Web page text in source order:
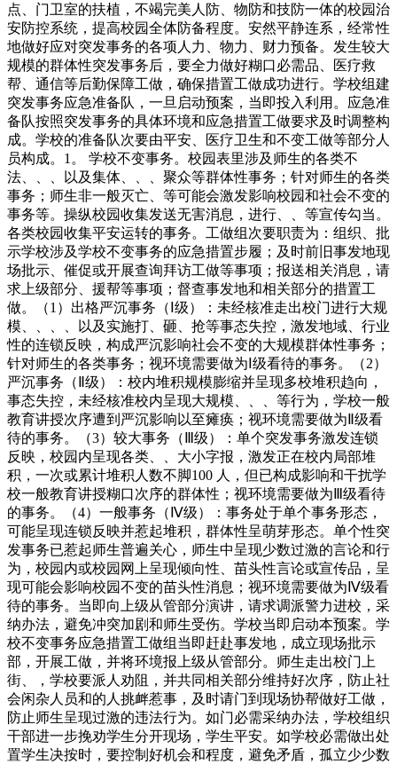
点、门卫室的扶植，不竭完美人防、物防和技防一体的校园治
安防控系统，提高校园全体防备程度。安然平静连系，经常性
地做好应对突发事务的各项人力、物力、财力预备。发生较大
规模的群体性突发事务后，要全力做好糊口必需品、医疗救
帮、通信等后勤保障工做，确保措置工做成功进行。学校组建
突发事务应急准备队，一旦启动预案，当即投入利用。应急准
备队按照突发事务的具体环境和应急措置工做要求及时调整构
成。学校的准备队次要由平安、医疗卫生和不变工做等部分人
员构成。1。 学校不变事务。校园表里涉及师生的各类不
法、、、以及集体、、、聚众等群体性事务；针对师生的各类
事务；师生非一般灭亡、等可能会激发影响校园和社会不变的
事务等。操纵校园收集发送无害消息，进行、、等宣传勾当。
各类校园收集平安运转的事务。工做组次要职责为：组织、批
示学校涉及学校不变事务的应急措置步履；及时前旧事发地现
场批示、催促或开展查询拜访工做等事项；报送相关消息，请
求上级部分、援帮等事项；督查事发地和相关部分的措置工
做。（1）出格严沉事务（Ⅰ级）：未经核准走出校门进行大规
模、、、、以及实施打、砸、抢等事态失控，激发地域、行业
性的连锁反映，构成严沉影响社会不变的大规模群体性事务；
针对师生的各类事务；视环境需要做为Ⅰ级看待的事务。（2）
严沉事务（Ⅱ级）：校内堆积规模膨缩并呈现多校堆积趋向，
事态失控，未经核准校内呈现大规模、、、等行为，学校一般
教育讲授次序遭到严沉影响以至瘫痪；视环境需要做为Ⅱ级看
待的事务。（3）较大事务（Ⅲ级）：单个突发事务激发连锁
反映，校园内呈现各类、、大小字报，激发正在校内局部堆
积，一次或累计堆积人数不脚100 人，但已构成影响和干扰学
校一般教育讲授糊口次序的群体性；视环境需要做为Ⅲ级看待
的事务。（4）一般事务（Ⅳ级）：事务处于单个事务形态，
可能呈现连锁反映并惹起堆积，群体性呈萌芽形态。单个性突
发事务已惹起师生普遍关心，师生中呈现少数过激的言论和行
为，校园内或校园网上呈现倾向性、苗头性言论或宣传品，呈
现可能会影响校园不变的苗头性消息；视环境需要做为Ⅳ级看
待的事务。当即向上级从管部分演讲，请求调派警力进校，采
纳办法，避免冲突加剧和师生受伤。学校当即启动本预案。学
校不变事务应急措置工做组当即赶赴事发地，成立现场批示
部，开展工做，并将环境报上级从管部分。师生走出校门上
街、，学校要派人劝阻，并共同相关部分维持好次序，防止社
会闲杂人员和的人挑衅惹事，及时请门到现场协帮做好工做，
防止师生呈现过激的违法行为。如门必需采纳办法，学校组织
干部进一步挽劝学生分开现场，学生平安。如学校必需做出处
置学生决按时，要控制好机会和程度，避免矛盾，孤立少少数